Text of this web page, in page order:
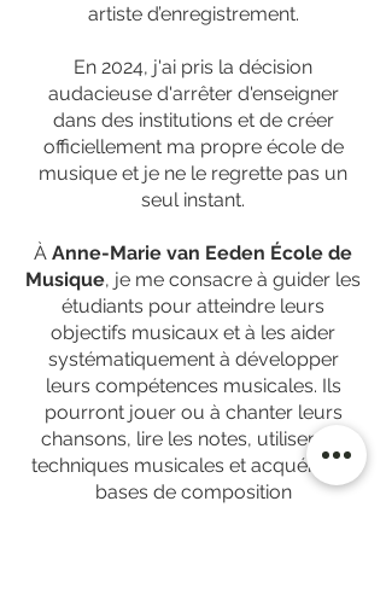
artiste d’enregistrement.
En 2024, j'ai pris la décision
audacieuse d'arrêter d'enseigner
dans des institutions et de créer
officiellement ma propre école de
musique et je ne le regrette pas un
seul instant.
À Anne-Marie van Eeden École de
Musique, je me consacre à guider les
étudiants pour atteindre leurs
objectifs musicaux et à les aider
systématiquement à développer
leurs compétences musicales. Ils
pourront jouer ou à chanter leurs
chansons, lire les notes, utiliser les
techniques musicales et acquérir les
bases de composition